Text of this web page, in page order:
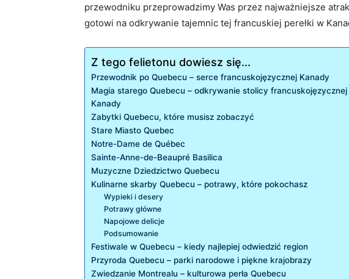
przewodniku przeprowadzimy Was przez najważniejsze
gotowi na odkrywanie tajemnic tej francuskiej perełki w
Z tego felietonu dowiesz się...
Przewodnik po Quebecu – serce francuskojęzycznej Kanady
Magia starego Quebecu – odkrywanie stolicy francuskojęzycznej
Kanady
Zabytki Quebecu, które musisz zobaczyć
Stare Miasto Quebec
Notre-Dame de Québec
Sainte-Anne-de-Beaupré Basilica
Muzyczne Dziedzictwo Quebecu
Kulinarne skarby Quebecu – potrawy, które pokochasz
Wypieki i desery
Potrawy główne
Napojowe delicje
Podsumowanie
Festiwale w Quebecu – kiedy najlepiej odwiedzić region
Przyroda Quebecu – parki narodowe i piękne krajobrazy
Zwiedzanie Montrealu – kulturowa perła Quebecu